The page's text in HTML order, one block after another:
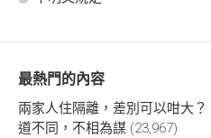
最熱門的內容
兩家人住隔離，差別可以咁大？
道不同，不相為謀 (23,967)